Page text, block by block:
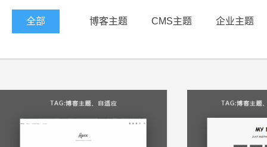
全部 博客主题 CMS主题 企业主题